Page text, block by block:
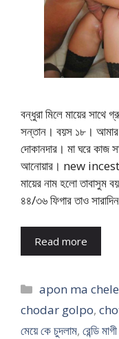
বন্ধুরা মিলে মায়ের সাথে
সন্তান। বয়স ১৮। আমার
দোকানদার। মা ঘরে কাজ
আনোয়ার। new incest
মায়ের নাম হলো তাবাসুম
৪৪/৩৬ ফিগার তাও
Read more
Categories
apon ma
chodar golpo,
মেয়ে কে চুদলাম, রেন্ডি মাগী